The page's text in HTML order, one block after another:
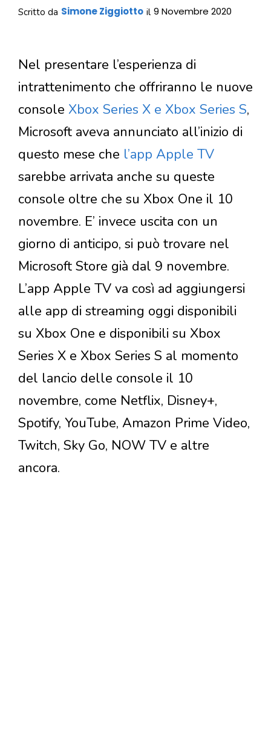
Scritto da Simone Ziggiotto il 9 Novembre 2020
Nel presentare l’esperienza di
intrattenimento che offriranno le nuove
console Xbox Series X e Xbox Series S,
Microsoft aveva annunciato all’inizio di
questo mese che l’app Apple TV
sarebbe arrivata anche su queste
console oltre che su Xbox One il 10
novembre. E’ invece uscita con un
giorno di anticipo, si può trovare nel
Microsoft Store già dal 9 novembre.
L’app Apple TV va così ad aggiungersi
alle app di streaming oggi disponibili
su Xbox One e disponibili su Xbox
Series X e Xbox Series S al momento
del lancio delle console il 10
novembre, come Netflix, Disney+,
Spotify, YouTube, Amazon Prime Video,
Twitch, Sky Go, NOW TV e altre
ancora.